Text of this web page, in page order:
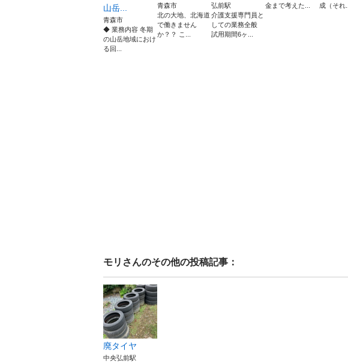
山岳...
青森市
◆ 業務内容 冬期
の山岳地域におけ
る回...
青森市
北の大地、北海道
で働きません
か？？ こ...
弘前駅
介護支援専門員と
しての業務全般
試用期間6ヶ...
金まで考えた...
成（それ...
モリ さんのその他の投稿記事：
廃タイヤ
中央弘前駅